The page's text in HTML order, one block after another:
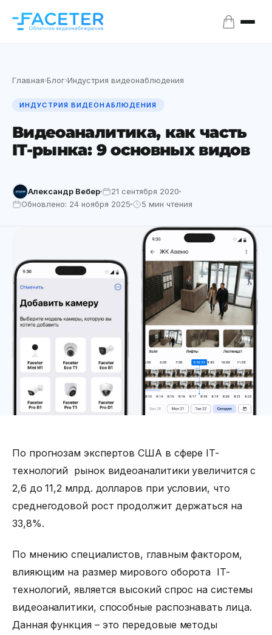
Главная›Блог›Индустрия видеонаблюдения
ИНДУСТРИЯ ВИДЕОНАБЛЮДЕНИЯ
Видеоаналитика, как часть
IT-рынка: 9 основных видов
Александр Вебер
21 сентября 2020
Обновлено: 24 ноября 2025
5 мин чтения
По прогнозам экспертов США в сфере IT-
технологий рынок видеоаналитики увеличится с
2,6 до 11,2 млрд. долларов при условии, что
среднегодовой рост продолжит держаться на
33,8%.
По мнению специалистов, главным фактором,
влияющим на размер мирового оборота IT-
технологий, является высокий спрос на системы
видеоаналитики, способные распознавать лица.
Данная функция – это передовые методы